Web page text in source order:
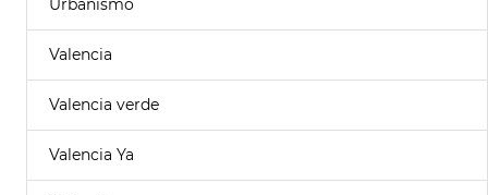
Valencia
Valencia verde
Valencia Ya